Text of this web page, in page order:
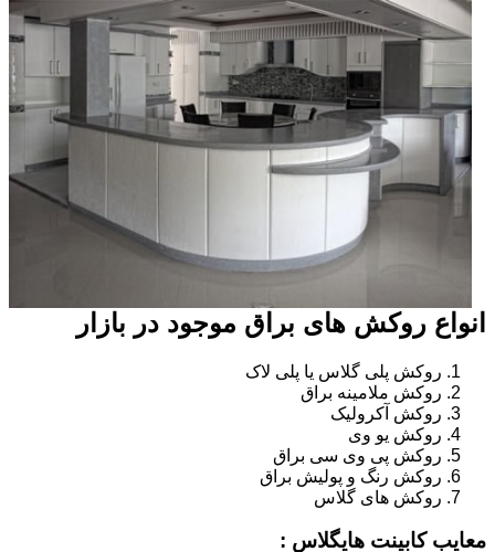
انواع روکش های براق موجود در بازار
روکش پلی گلاس یا پلی لاک
روکش ملامینه براق
روکش آکرولیک
روکش یو وی
روکش پی وی سی براق
روکش رنگ و پولیش براق
روکش های گلاس
معایب کابینت هایگلاس :